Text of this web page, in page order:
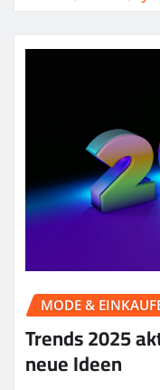
MODE &
Trends 2025
neue Ideen